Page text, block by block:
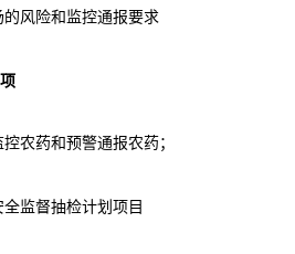
风险和监控通报要求
农药和预警通报农药；
全监督抽检计划项目